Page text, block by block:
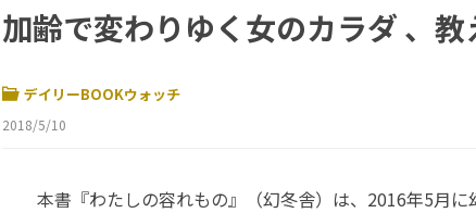
加齢で変わりゆく女のカラダ 、教
デイリーBOOKウォッチ
2018/5/10
本書『わたしの容れもの』（幻冬舎）は、2016年5月に